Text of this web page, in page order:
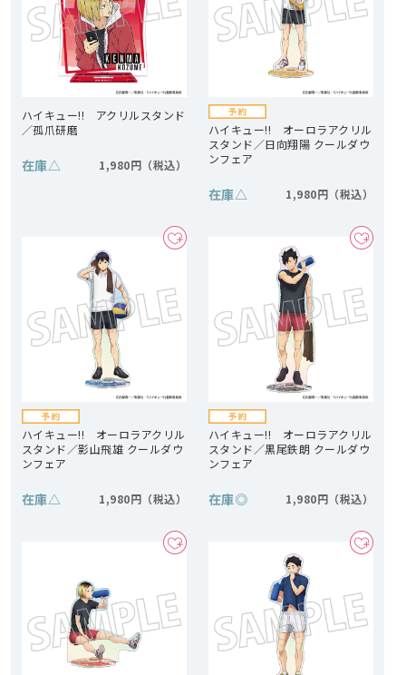
ハイキュー!! アクリルスタンド
／孤爪研磨
在庫△ 1,980円
ハイキュー!! オーロラアクリル
スタンド／日向翔陽 クールダウ
ンフェア
在庫△ 1,980円
ハイキュー!! オーロラアクリル
スタンド／影山飛雄 クールダウ
ンフェア
在庫△ 1,980円
ハイキュー!! オーロラアクリル
スタンド／黒尾鉄朗 クールダウ
ンフェア
在庫◎ 1,980円